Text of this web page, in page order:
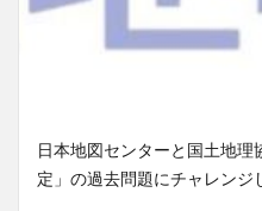
日本地図センターと国土地
定」の過去問題にチャレンジ